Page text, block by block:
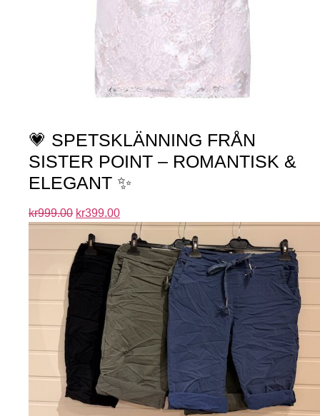
💗 SPETSKLÄNNING FRÅN
SISTER POINT – ROMANTISK &
ELEGANT ✨
kr999.00 kr399.00